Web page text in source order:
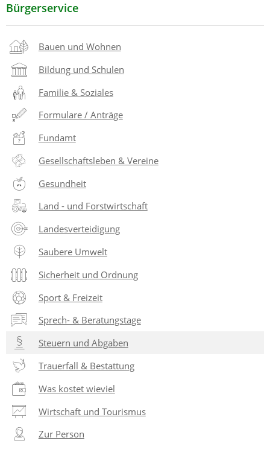
Bürgerservice
Bauen und Wohnen
Bildung und Schulen
Familie & Soziales
Formulare / Anträge
Fundamt
Gesellschaftsleben & Vereine
Gesundheit
Land - und Forstwirtschaft
Landesverteidigung
Saubere Umwelt
Sicherheit und Ordnung
Sport & Freizeit
Sprech- & Beratungstage
Steuern und Abgaben
Trauerfall & Bestattung
Was kostet wieviel
Wirtschaft und Tourismus
Zur Person